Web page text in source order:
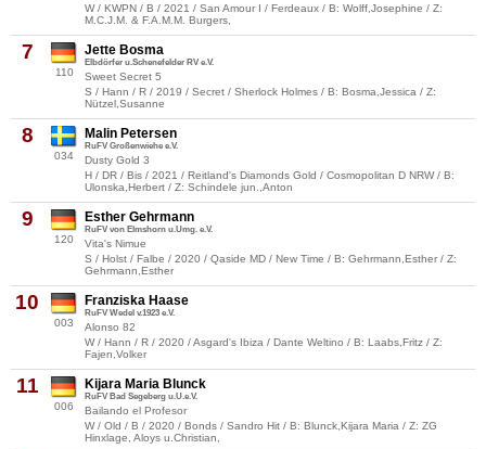
W / KWPN / B / 2021 / San Amour I / Ferdeaux / B: Wolff,Josephine / Z:
M.C.J.M. & F.A.M.M. Burgers,
7
110
Jette Bosma
Elbdörfer u.Schenefelder RV e.V.
Sweet Secret 5
S / Hann / R / 2019 / Secret / Sherlock Holmes / B: Bosma,Jessica / Z:
Nützel,Susanne
8
034
Malin Petersen
RuFV Großenwiehe e.V.
Dusty Gold 3
H / DR / Bis / 2021 / Reitland's Diamonds Gold / Cosmopolitan D NRW / B:
Ulonska,Herbert / Z: Schindele jun.,Anton
9
120
Esther Gehrmann
RuFV von Elmshorn u.Umg. e.V.
Vita's Nimue
S / Holst / Falbe / 2020 / Qaside MD / New Time / B: Gehrmann,Esther / Z:
Gehrmann,Esther
10
003
Franziska Haase
RuFV Wedel v.1923 e.V.
Alonso 82
W / Hann / R / 2020 / Asgard's Ibiza / Dante Weltino / B: Laabs,Fritz / Z:
Fajen,Volker
11
006
Kijara Maria Blunck
RuFV Bad Segeberg u.U.e.V.
Bailando el Profesor
W / Old / B / 2020 / Bonds / Sandro Hit / B: Blunck,Kijara Maria / Z: ZG
Hinxlage, Aloys u.Christian,